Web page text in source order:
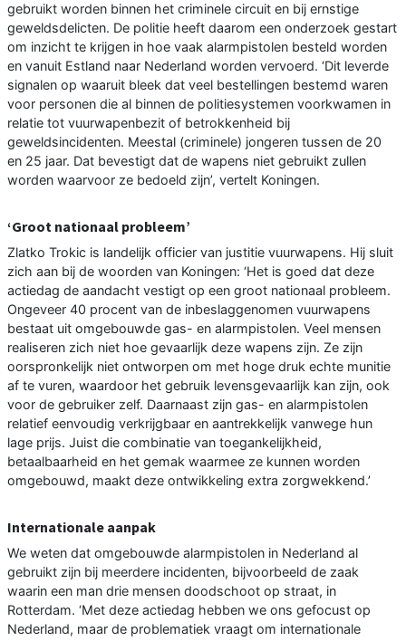
gebruikt worden binnen het criminele circuit en bij ernstige
geweldsdelicten. De politie heeft daarom een onderzoek gestart
om inzicht te krijgen in hoe vaak alarmpistolen besteld worden
en vanuit Estland naar Nederland worden vervoerd. ‘Dit leverde
signalen op waaruit bleek dat veel bestellingen bestemd waren
voor personen die al binnen de politiesystemen voorkwamen in
relatie tot vuurwapenbezit of betrokkenheid bij
geweldsincidenten. Meestal (criminele) jongeren tussen de 20
en 25 jaar. Dat bevestigt dat de wapens niet gebruikt zullen
worden waarvoor ze bedoeld zijn’, vertelt Koningen.
‘Groot nationaal probleem’
Zlatko Trokic is landelijk officier van justitie vuurwapens. Hij sluit
zich aan bij de woorden van Koningen: ‘Het is goed dat deze
actiedag de aandacht vestigt op een groot nationaal probleem.
Ongeveer 40 procent van de inbeslaggenomen vuurwapens
bestaat uit omgebouwde gas- en alarmpistolen. Veel mensen
realiseren zich niet hoe gevaarlijk deze wapens zijn. Ze zijn
oorspronkelijk niet ontworpen om met hoge druk echte munitie
af te vuren, waardoor het gebruik levensgevaarlijk kan zijn, ook
voor de gebruiker zelf. Daarnaast zijn gas- en alarmpistolen
relatief eenvoudig verkrijgbaar en aantrekkelijk vanwege hun
lage prijs. Juist die combinatie van toegankelijkheid,
betaalbaarheid en het gemak waarmee ze kunnen worden
omgebouwd, maakt deze ontwikkeling extra zorgwekkend.’
Internationale aanpak
We weten dat omgebouwde alarmpistolen in Nederland al
gebruikt zijn bij meerdere incidenten, bijvoorbeeld de zaak
waarin een man drie mensen doodschoot op straat, in
Rotterdam. ‘Met deze actiedag hebben we ons gefocust op
Nederland, maar de problematiek vraagt om internationale